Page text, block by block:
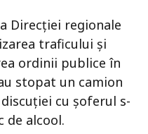
Direcției regionale
traficului și
ordinii publice în
stopat un camion
cu șoferul s-
de alcool.